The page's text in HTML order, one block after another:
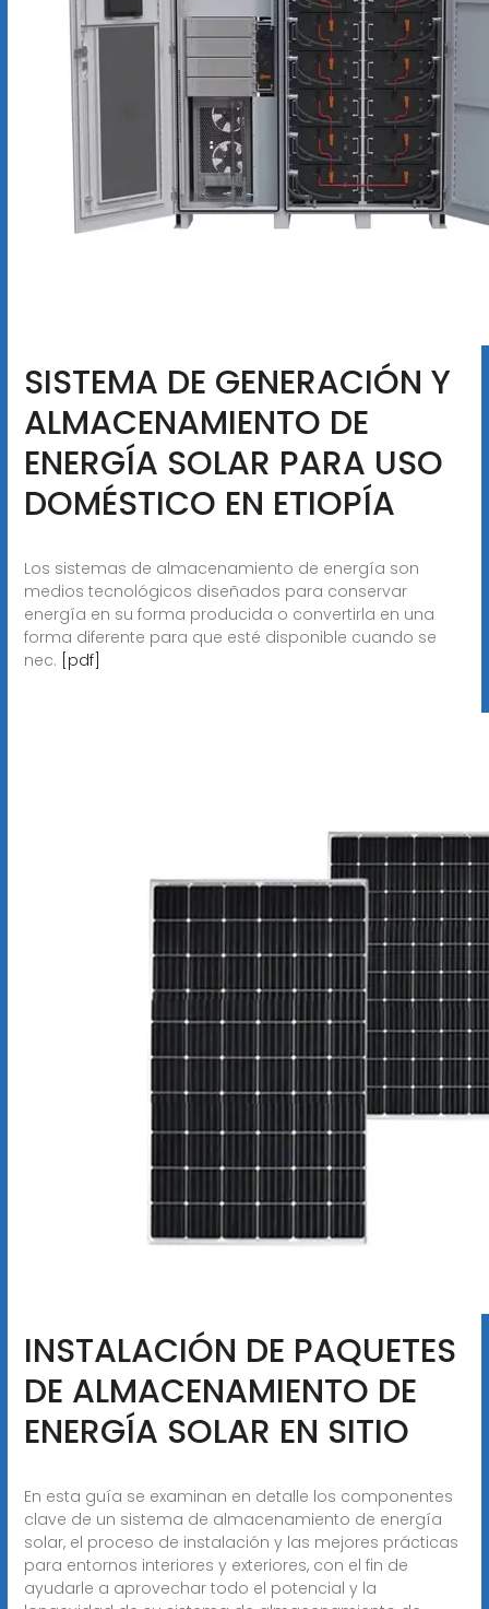
SISTEMA DE GENERACIÓN Y
ALMACENAMIENTO DE
ENERGÍA SOLAR PARA USO
DOMÉSTICO EN ETIOPÍA
Los sistemas de almacenamiento de energía son
medios tecnológicos diseñados para conservar
energía en su forma producida o convertirla en una
forma diferente para que esté disponible cuando se
nec. [pdf]
INSTALACIÓN DE PAQUETES
DE ALMACENAMIENTO DE
ENERGÍA SOLAR EN SITIO
En esta guía se examinan en detalle los componentes
clave de un sistema de almacenamiento de energía
solar, el proceso de instalación y las mejores prácticas
para entornos interiores y exteriores, con el fin de
ayudarle a aprovechar todo el potencial y la